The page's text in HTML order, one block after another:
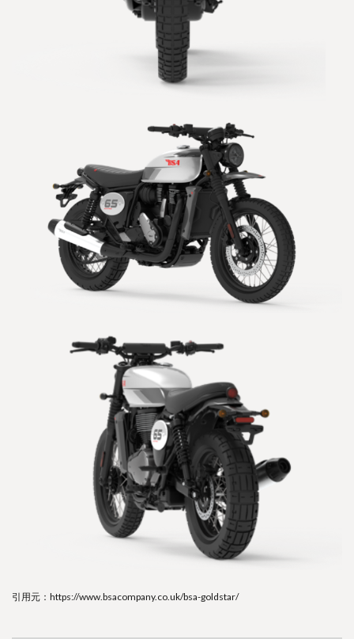
引用元：https://www.bsacompany.co.uk/bsa-goldstar/